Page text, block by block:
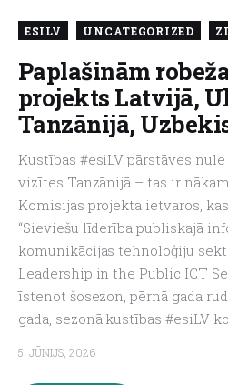
Kontakti
About us
ESILV UNCATEGORIZED
Paplašinām
projekts Latvijā,
Tanzānijā,
Kustības #esiLV pārstāves
vizītes Tanzānijā – tas ir
Komisijas projekta ietvaros,
“Sieviešu līderība publiskajā
komunikācijas tehnoloģiju
Leadership in the Public ICT
īstenot šosezon, pērnā gada
gada, sezonā kustības #esiLV
5. JŪNIJS, 2026